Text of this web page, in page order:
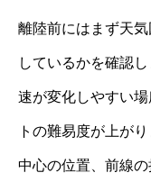
離陸前にはまず天
しているかを確認
速が変化しやすい
トの難易度が上が
中心の位置、前線